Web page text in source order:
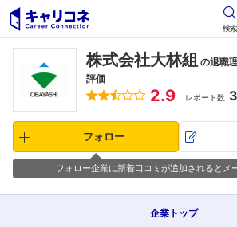
検索
株式会社大林組 の退職
評価
2.9 レポート数
フォロー
フォロー企業に新着口コミが追加されるとメ
企業 トップ